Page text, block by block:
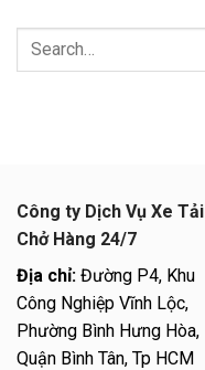
Công ty Dịch Vụ Xe Tải
Chở Hàng 24/7
Địa chỉ: Đường P4, Khu
Công Nghiệp Vĩnh Lộc,
Phường Bình Hưng Hòa,
Quận Bình Tân, Tp HCM